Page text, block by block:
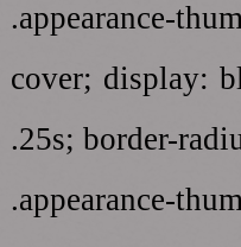
.appearance-
cover; display:
.25s; border-
.appearance-